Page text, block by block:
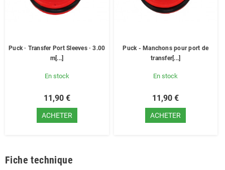
Puck · Transfer Port Sleeves · 3.00
m[...]
En stock
11,90 €
ACHETER
Puck - Manchons pour port de
transfer[...]
En stock
11,90 €
ACHETER
Fiche technique